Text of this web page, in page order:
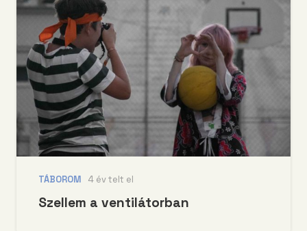
TÁBOROM 4 év telt el
Szellem a ventilátorban